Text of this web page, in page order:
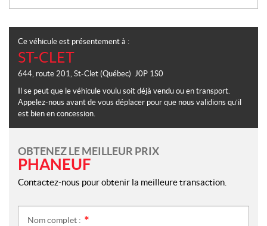
Ce véhicule est présentement à :
ST-CLET
644, route 201, St-Clet (Québec) J0P 1S0
Il se peut que le véhicule voulu soit déjà vendu ou en transport.
Appelez-nous avant de vous déplacer pour que nous validions qu’il
est bien en concession.
OBTENEZ LE MEILLEUR PRIX
PHANEUF
Contactez-nous pour obtenir la meilleure transaction.
Nom complet :